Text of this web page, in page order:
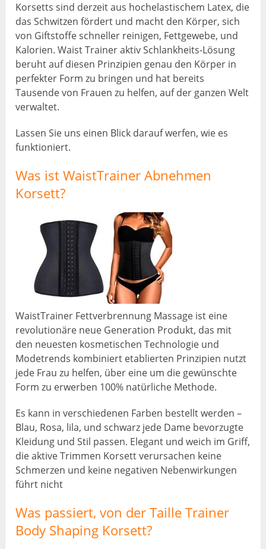
Korsetts sind derzeit aus hochelastischem Latex, die
das Schwitzen fördert und macht den Körper, sich
von Giftstoffe schneller reinigen, Fettgewebe, und
Kalorien. Waist Trainer aktiv Schlankheits-Lösung
beruht auf diesen Prinzipien genau den Körper in
perfekter Form zu bringen und hat bereits
Tausende von Frauen zu helfen, auf der ganzen Welt
verwaltet.
Lassen Sie uns einen Blick darauf werfen, wie es
funktioniert.
Was ist WaistTrainer Abnehmen
Korsett?
WaistTrainer Fettverbrennung Massage ist eine
revolutionäre neue Generation Produkt, das mit
den neuesten kosmetischen Technologie und
Modetrends kombiniert etablierten Prinzipien nutzt
jede Frau zu helfen, über eine um die gewünschte
Form zu erwerben 100% natürliche Methode.
Es kann in verschiedenen Farben bestellt werden –
Blau, Rosa, lila, und schwarz jede Dame bevorzugte
Kleidung und Stil passen. Elegant und weich im Griff,
die aktive Trimmen Korsett verursachen keine
Schmerzen und keine negativen Nebenwirkungen
führt nicht
Was passiert, von der Taille Trainer
Body Shaping Korsett?